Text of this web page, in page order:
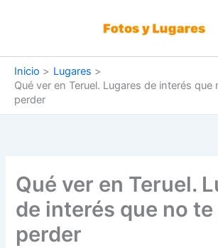
Inicio
Lugares
Qué ver en Teruel. Lugares de interés que
perder
Qué ver en Teruel.
de interés que no
perder